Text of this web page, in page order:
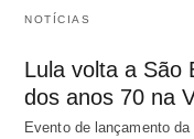
NOTÍCIAS
Lula volta a São
dos anos 70 na
Evento de lançamento